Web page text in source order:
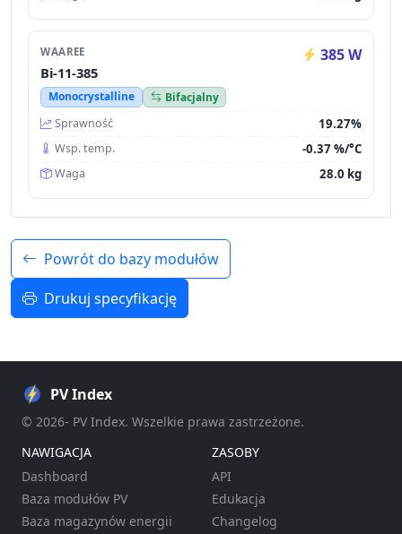
WAAREE 385 W
Bi-11-385
Monocrystalline
Bifacjalny
Sprawność
19.27%
Wsp. temp. -0.37 %/°C
Waga 28.0 kg
Powrót do bazy modułów
Drukuj specyfikację
PV Index
© 2026- PV Index. Wszelkie prawa zastrzeżone.
NAWIGACJA
Dashboard
Baza modułów PV
Baza magazynów energii
ZASOBY
API
Edukacja
Changelog